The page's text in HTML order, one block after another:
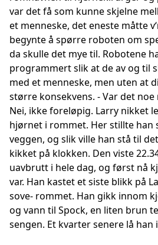
var det få som kunne skjelne
et menneske, det eneste måtte
begynte å spørre roboten om
da skulle det mye til. Robotene
programmert slik at de av og til
med et menneske, men uten at
større konsekvens. - Var det
Nei, ikke foreløpig. Larry nikket
hjørnet i rommet. Her stillte han
veggen, og slik ville han stå til
kikket på klokken. Den viste
uavbrutt i hele dag, og først nå
var. Han kastet et siste blikk på
sove- rommet. Han gikk innom
og vann til Spock, en liten brun
sengen. Et kvarter senere lå han